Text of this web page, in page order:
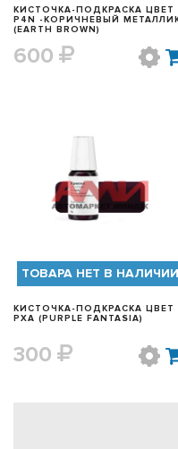
КИСТОЧКА-ПОДКРАСКА ЦВЕТ
P4N -КОРИЧНЕВЫЙ
(EARTH BROWN)
600
БЫСТРЫЙ ПРОСМОТР
ТОВАРА НЕТ В НАЛИЧИИ
КИСТОЧКА-ПОДКРАСКА ЦВЕТ
PXA (PURPLE FANTASIA)
300